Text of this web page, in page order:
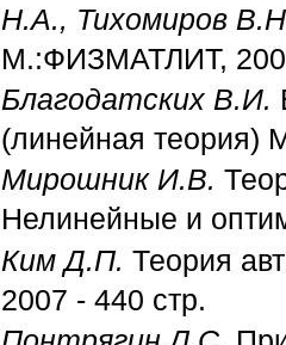
Н.А., Тихомиров
М.:ФИЗМАТЛИТ,
Благодатских В.И.
(линейная теория)
Мирошник И.В.
Нелинейные и
Ким Д.П. Теория
2007 - 440 стр.